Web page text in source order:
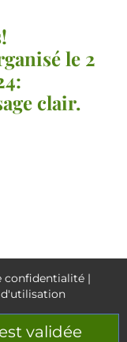
le 2
clair.
confidentialité |
d'utilisation
validée